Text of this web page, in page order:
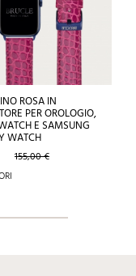
ROSA IN
PER OROLOGIO,
E SAMSUNG
WATCH
Prezzo
base
155,00 €